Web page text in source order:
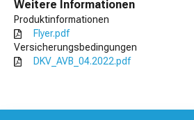
Weitere Informationen
Produktinformationen
Flyer.pdf
Versicherungsbedingungen
DKV_AVB_04.2022.pdf